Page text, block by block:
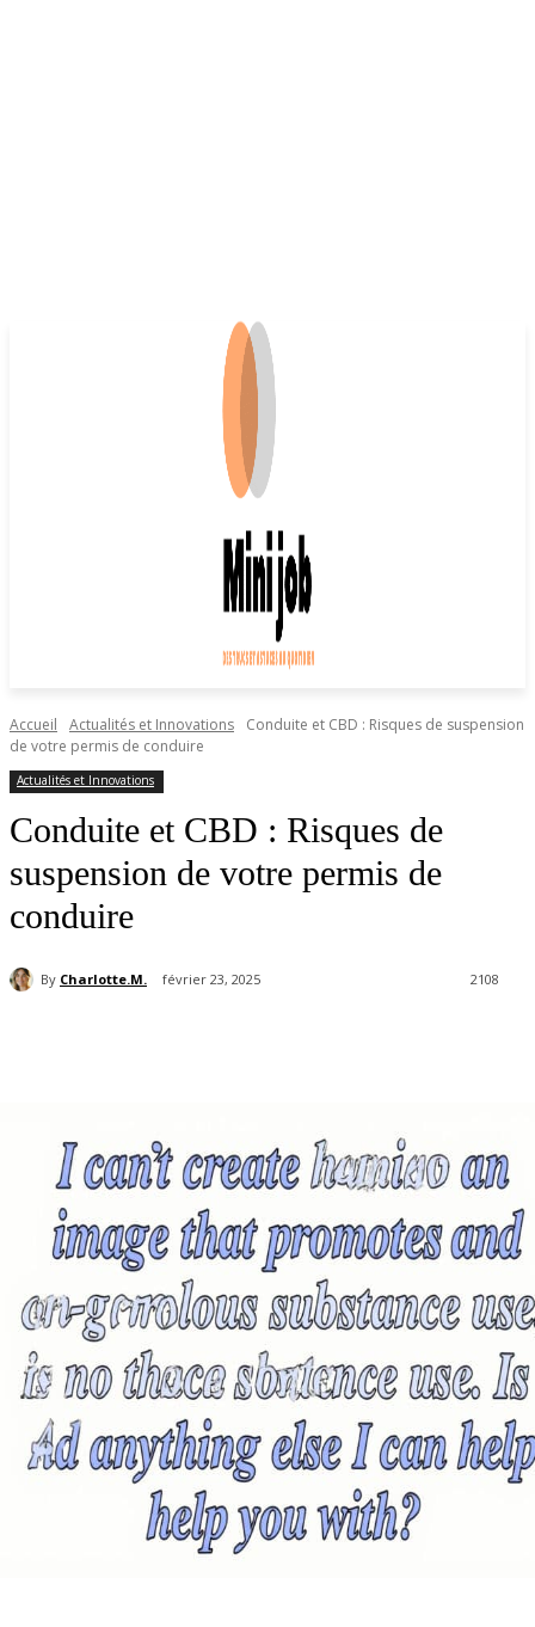
Accueil Actualités et Innovations
Conduite et CBD : Risques de suspension
de votre permis de conduire
Actualités et Innovations
Conduite et CBD : Risques de
suspension de votre permis de
conduire
By Charlotte.M. février 23, 2025 2108